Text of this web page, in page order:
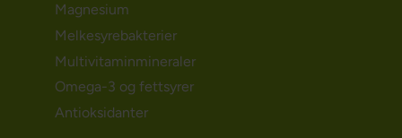
Magnesium
Melkesyrebakterier
Multivitaminmineraler
Omega-3 og fettsyrer
Antioksidanter